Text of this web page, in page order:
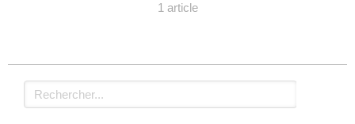
1 article
Rechercher